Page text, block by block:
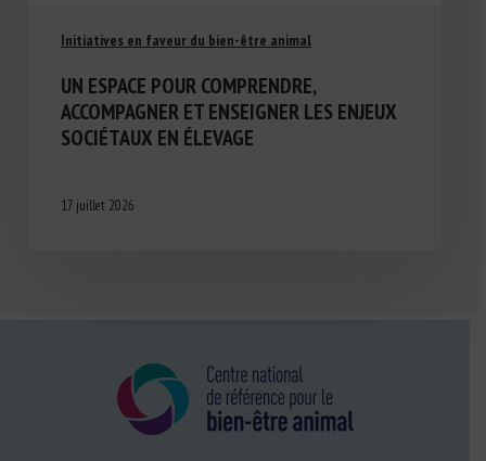
Initiatives en faveur du bien-être animal
UN ESPACE POUR COMPRENDRE,
ACCOMPAGNER ET ENSEIGNER LES ENJEUX
SOCIÉTAUX EN ÉLEVAGE
17 juillet 2026